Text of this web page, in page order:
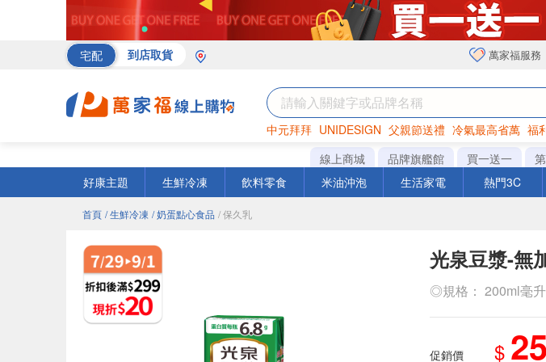
宅配 到店取貨 萬家福服務
中元拜拜 UNIDESIGN 父親節送禮 冷氣最高省萬 福
巧克力 罐頭 衛生紙
線上商城 品牌旗艦館 買一送一
好康主題
生鮮冷凍 飲料零食 米油沖泡 生活家電 熱門3C
首頁 / 生鮮冷凍 / 奶蛋點心食品 / 保久乳
光泉豆漿-無
◎規格： 200ml毫
促銷價 $